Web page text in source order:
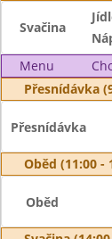
Svačina
Menu
Přesnídávka
Přesnídávka
Oběd (11:00 -
Oběd